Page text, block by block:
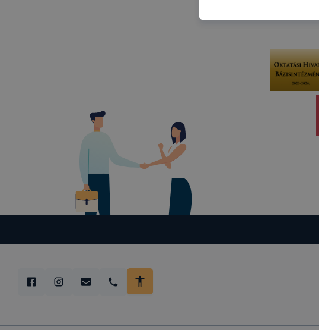
használja Ön a
látogatja, vagy
fejlesztése. Hogyan
Minden modern
legtöbb böngésző
ezek általában
célja honlapunk
lehetővé tétele, a
előfordulhat, hogy
teljes körű